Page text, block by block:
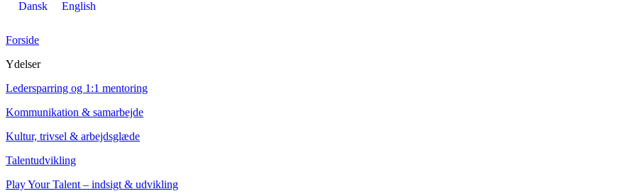
Dansk English
Forside
Ydelser
Ledersparring og 1:1 mentoring
Kommunikation & samarbejde
Kultur, trivsel & arbejdsglæde
Talentudvikling
Play Your Talent – indsigt & udvikling